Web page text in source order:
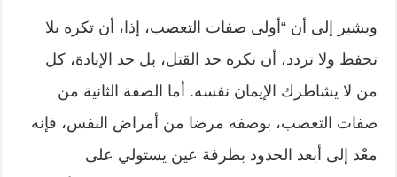
ويشير إلى أن “أولى صفات التعصب، إذا، أن تكره بلا
تحفظ ولا تردد، أن تكره حد القتل، بل حد الإبادة، كل
من لا يشاطرك الإيمان نفسه. أما الصفة الثانية من
صفات التعصب، بوصفه مرضا من أمراض النفس، فإنه
معْد إلى أبعد الحدود بطرفة عين يستولي على